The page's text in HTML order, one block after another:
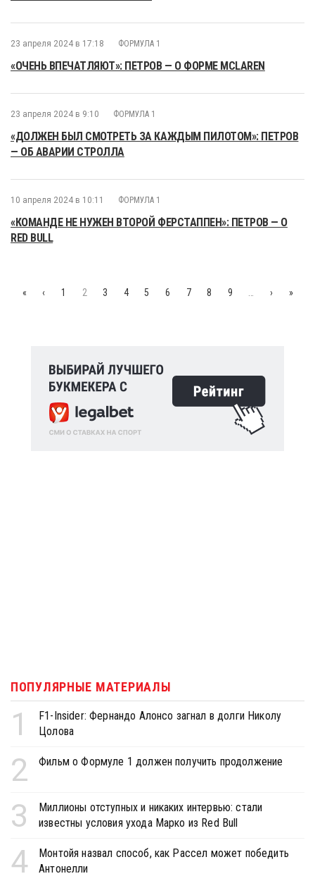
23 апреля 2024 в 17:18 ФОРМУЛА 1
«ОЧЕНЬ ВПЕЧАТЛЯЮТ»: ПЕТРОВ — О ФОРМЕ MCLAREN
23 апреля 2024 в 9:10 ФОРМУЛА 1
«ДОЛЖЕН БЫЛ СМОТРЕТЬ ЗА КАЖДЫМ ПИЛОТОМ»: ПЕТРОВ
— ОБ АВАРИИ СТРОЛЛА
10 апреля 2024 в 10:11 ФОРМУЛА 1
«КОМАНДЕ НЕ НУЖЕН ВТОРОЙ ФЕРСТАППЕН»: ПЕТРОВ — О
RED BULL
« ‹ 1 2 3 4 5 6 7 8 9 › »
ПОПУЛЯРНЫЕ МАТЕРИАЛЫ
1
F1-Insider: Фернандо Алонсо загнал в долги Николу
Цолова
2 Фильм о Формуле 1 должен получить продолжение
3
Миллионы отступных и никаких интервью: стали
известны условия ухода Марко из Red Bull
4
Монтойя назвал способ, как Рассел может победить
Антонелли